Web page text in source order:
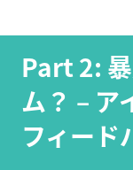
Part 2:
ム？ – ア
フィード